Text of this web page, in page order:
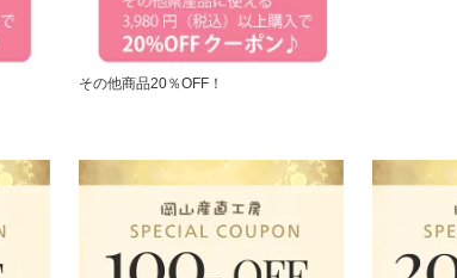
その他商品20％OFF！